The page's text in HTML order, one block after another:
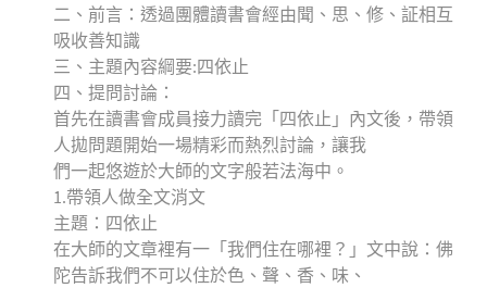
二、前言：透過團體讀書會經由聞、思、修、証相互
吸收善知識
三、主題內容綱要:四依止
四、提問討論：
首先在讀書會成員接力讀完「四依止」內文後，帶領
人拋問題開始一場精彩而熱烈討論，讓我
們一起悠遊於大師的文字般若法海中。
1.帶領人做全文消文
主題：四依止
在大師的文章裡有一「我們住在哪裡？」文中說：佛
陀告訴我們不可以住於色、聲、香、味、